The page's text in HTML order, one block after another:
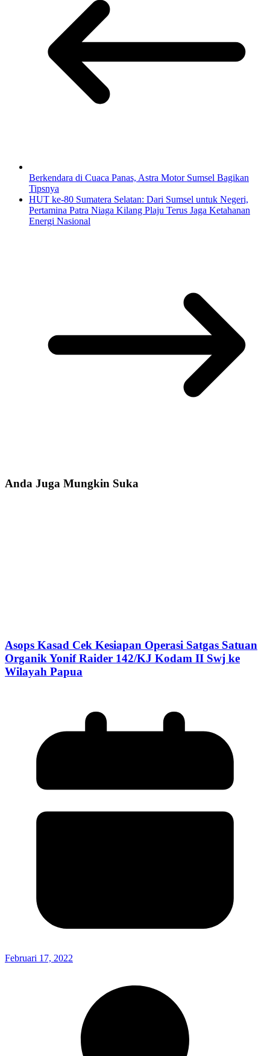
Berkendara di Cuaca Panas, Astra Motor Sumsel Bagikan
Tipsnya
HUT ke-80 Sumatera Selatan: Dari Sumsel untuk Negeri,
Pertamina Patra Niaga Kilang Plaju Terus Jaga Ketahanan
Energi Nasional
Anda Juga Mungkin Suka
Asops Kasad Cek Kesiapan Operasi Satgas Satuan
Organik Yonif Raider 142/KJ Kodam II Swj ke
Wilayah Papua
Februari 17, 2022